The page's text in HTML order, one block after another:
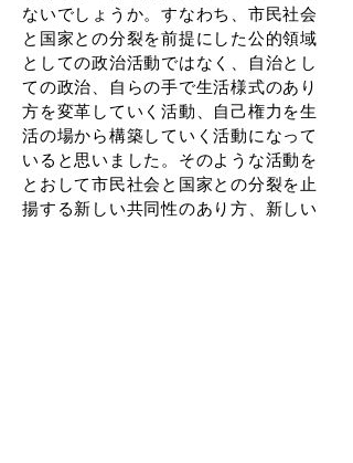
ないでしょうか。すなわち、市民社会
と国家との分裂を前提にした公的領域
としての政治活動ではなく、自治とし
ての政治、自らの手で生活様式のあり
方を変革していく活動、自己権力を生
活の場から構築していく活動になって
いると思いました。そのような活動を
とおして市民社会と国家との分裂を止
揚する新しい共同性のあり方、新しい